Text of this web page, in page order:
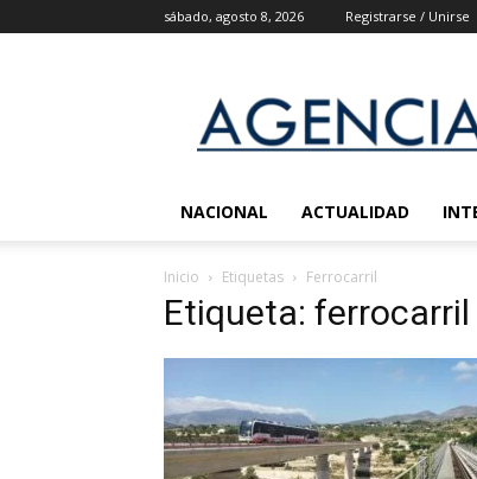
sábado, agosto 8, 2026 Registrarse / Unirse
6
Noticias
NACIONAL ACTUALIDAD
Inicio Etiquetas Ferrocarril
Etiqueta: ferrocarril